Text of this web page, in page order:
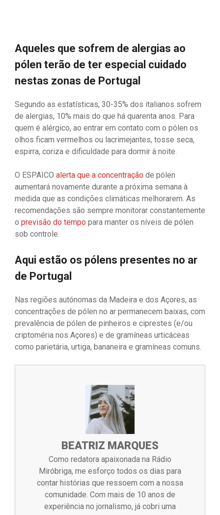
Aqueles que sofrem de alergias ao
pólen terão de ter especial cuidado
nestas zonas de Portugal
Segundo as estatísticas, 30-35% dos italianos sofrem
de alergias, 10% mais do que há quarenta anos. Para
quem é alérgico, ao entrar em contato com o pólen os
olhos ficam vermelhos ou lacrimejantes, tosse seca,
espirra, coriza e dificuldade para dormir à noite.
O ESPAICO alerta que a concentração de pólen
aumentará novamente durante a próxima semana à
medida que as condições climáticas melhorarem. As
recomendações são sempre monitorar constantemente
o previsão do tempo para manter os níveis de pólen
sob controle.
Aqui estão os pólens presentes no ar
de Portugal
Nas regiões autónomas da Madeira e dos Açores, as
concentrações de pólen no ar permanecem baixas, com
prevalência de pólen de pinheiros e ciprestes (e/ou
criptoméria nos Açores) e de gramíneas urticáceas
como parietária, urtiga, bananeira e gramíneas comuns.
BEATRIZ MARQUES
Como redatora apaixonada na Rádio
Miróbriga, me esforço todos os dias para
contar histórias que ressoem com a nossa
comunidade. Com mais de 10 anos de
experiência no jornalismo, já cobri uma